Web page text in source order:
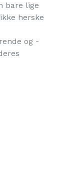
bare lige
herske
og -